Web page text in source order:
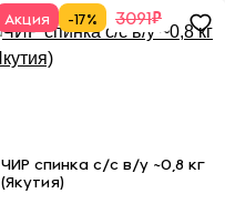
Акция -17% 3091₽
ЧИР спинка с/с в/у ~0,8 кг
(Якутия)